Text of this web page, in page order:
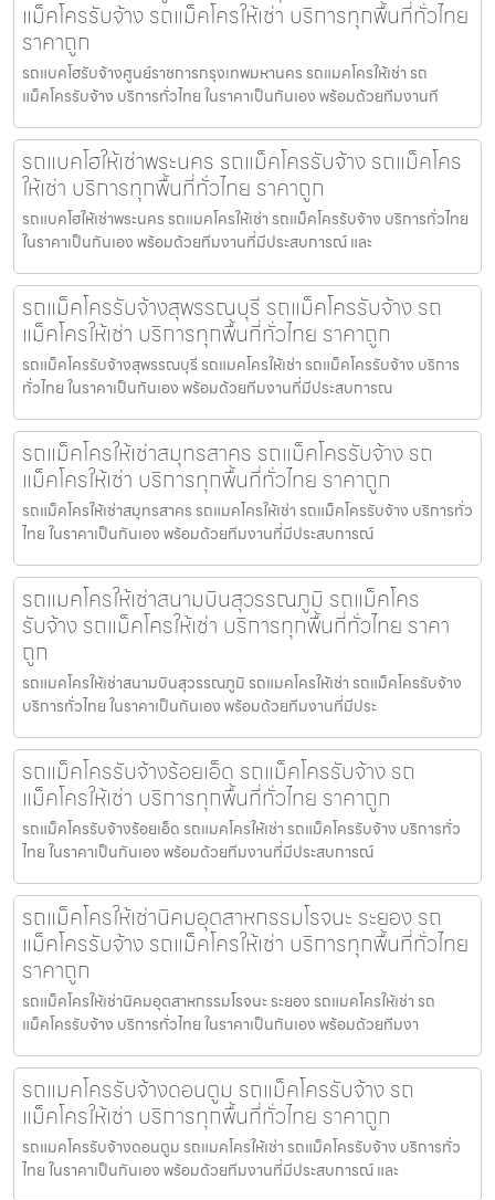
แม็คโครรับจ้าง รถแม็คโครให้เช่า บริการทุกพื้นที่ทั่วไทย
ราคาถูก
รถแบคโฮรับจ้างศูนย์ราชการกรุงเทพมหานคร รถแมคโครให้เช่า รถ
แม็คโครรับจ้าง บริการทั่วไทย ในราคาเป็นกันเอง พร้อมด้วยทีมงานที
รถแบคโฮให้เช่าพระนคร รถแม็คโครรับจ้าง รถแม็คโคร
ให้เช่า บริการทุกพื้นที่ทั่วไทย ราคาถูก
รถแบคโฮให้เช่าพระนคร รถแมคโครให้เช่า รถแม็คโครรับจ้าง บริการทั่วไทย
ในราคาเป็นกันเอง พร้อมด้วยทีมงานที่มีประสบการณ์ และ
รถแม็คโครรับจ้างสุพรรณบุรี รถแม็คโครรับจ้าง รถ
แม็คโครให้เช่า บริการทุกพื้นที่ทั่วไทย ราคาถูก
รถแม็คโครรับจ้างสุพรรณบุรี รถแมคโครให้เช่า รถแม็คโครรับจ้าง บริการ
ทั่วไทย ในราคาเป็นกันเอง พร้อมด้วยทีมงานที่มีประสบการณ
รถแม็คโครให้เช่าสมุทรสาคร รถแม็คโครรับจ้าง รถ
แม็คโครให้เช่า บริการทุกพื้นที่ทั่วไทย ราคาถูก
รถแม็คโครให้เช่าสมุทรสาคร รถแมคโครให้เช่า รถแม็คโครรับจ้าง บริการทั่ว
ไทย ในราคาเป็นกันเอง พร้อมด้วยทีมงานที่มีประสบการณ์
รถแมคโครให้เช่าสนามบินสุวรรณภูมิ รถแม็คโคร
รับจ้าง รถแม็คโครให้เช่า บริการทุกพื้นที่ทั่วไทย ราคา
ถูก
รถแมคโครให้เช่าสนามบินสุวรรณภูมิ รถแมคโครให้เช่า รถแม็คโครรับจ้าง
บริการทั่วไทย ในราคาเป็นกันเอง พร้อมด้วยทีมงานที่มีประ
รถแม็คโครรับจ้างร้อยเอ็ด รถแม็คโครรับจ้าง รถ
แม็คโครให้เช่า บริการทุกพื้นที่ทั่วไทย ราคาถูก
รถแม็คโครรับจ้างร้อยเอ็ด รถแมคโครให้เช่า รถแม็คโครรับจ้าง บริการทั่ว
ไทย ในราคาเป็นกันเอง พร้อมด้วยทีมงานที่มีประสบการณ์
รถแม็คโครให้เช่านิคมอุตสาหกรรมโรจนะ ระยอง รถ
แม็คโครรับจ้าง รถแม็คโครให้เช่า บริการทุกพื้นที่ทั่วไทย
ราคาถูก
รถแม็คโครให้เช่านิคมอุตสาหกรรมโรจนะ ระยอง รถแมคโครให้เช่า รถ
แม็คโครรับจ้าง บริการทั่วไทย ในราคาเป็นกันเอง พร้อมด้วยทีมงา
รถแมคโครรับจ้างดอนตูม รถแม็คโครรับจ้าง รถ
แม็คโครให้เช่า บริการทุกพื้นที่ทั่วไทย ราคาถูก
รถแมคโครรับจ้างดอนตูม รถแมคโครให้เช่า รถแม็คโครรับจ้าง บริการทั่ว
ไทย ในราคาเป็นกันเอง พร้อมด้วยทีมงานที่มีประสบการณ์ และ